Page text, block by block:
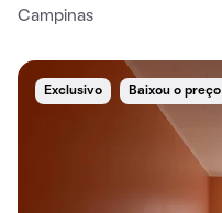
Campinas
Exclusivo Baixou o preço